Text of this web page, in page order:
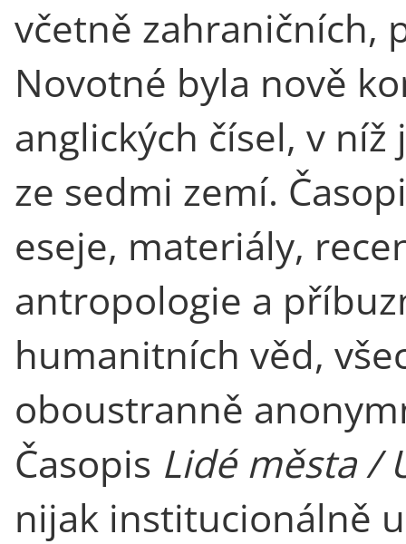
včetně zahraničních,
Novotné byla nově
anglických čísel, v
ze sedmi zemí.
eseje, materiály,
antropologie a
humanitních věd,
oboustranně
Časopis Lidé města /
nijak institucionálně